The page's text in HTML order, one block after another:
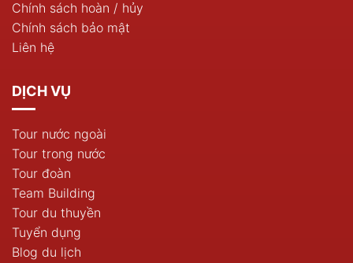
Chính sách hoàn / hủy
Chính sách bảo mật
Liên hệ
DỊCH VỤ
Tour nước ngoài
Tour trong nước
Tour đoàn
Team Building
Tour du thuyền
Tuyển dụng
Blog du lịch